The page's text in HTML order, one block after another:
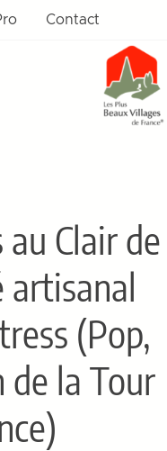
Contact
Clair de
artisanal
(Pop,
de la Tour